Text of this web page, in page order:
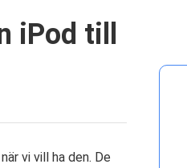
iPod till
vi vill ha den. De